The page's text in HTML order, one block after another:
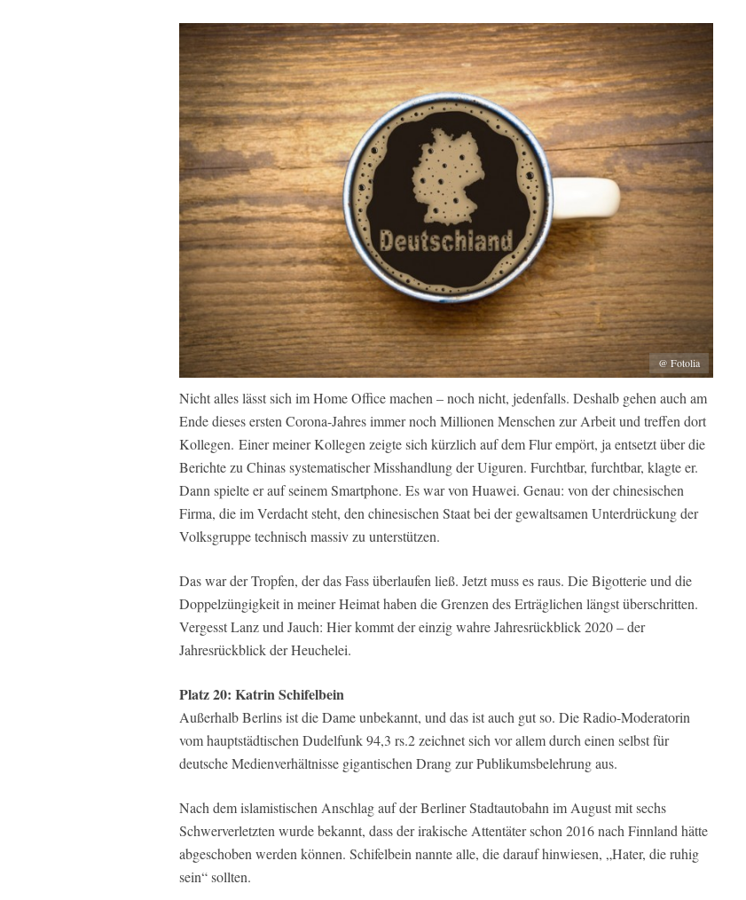
@ Fotolia
Nicht alles lässt sich im Home Office machen – noch nicht, jedenfalls. Deshalb gehen auch am
Ende dieses ersten Corona-Jahres immer noch Millionen Menschen zur Arbeit und treffen dort
Kollegen. Einer meiner Kollegen zeigte sich kürzlich auf dem Flur empört, ja entsetzt über die
Berichte zu Chinas systematischer Misshandlung der Uiguren. Furchtbar, furchtbar, klagte er.
Dann spielte er auf seinem Smartphone. Es war von Huawei. Genau: von der chinesischen
Firma, die im Verdacht steht, den chinesischen Staat bei der gewaltsamen Unterdrückung der
Volksgruppe technisch massiv zu unterstützen.
Das war der Tropfen, der das Fass überlaufen ließ. Jetzt muss es raus. Die Bigotterie und die
Doppelzüngigkeit in meiner Heimat haben die Grenzen des Erträglichen längst überschritten.
Vergesst Lanz und Jauch: Hier kommt der einzig wahre Jahresrückblick 2020 – der
Jahresrückblick der Heuchelei.
Platz 20: Katrin Schifelbein
Außerhalb Berlins ist die Dame unbekannt, und das ist auch gut so. Die Radio-Moderatorin
vom hauptstädtischen Dudelfunk 94,3 rs.2 zeichnet sich vor allem durch einen selbst für
deutsche Medienverhältnisse gigantischen Drang zur Publikumsbelehrung aus.
Nach dem islamistischen Anschlag auf der Berliner Stadtautobahn im August mit sechs
Schwerverletzten wurde bekannt, dass der irakische Attentäter schon 2016 nach Finnland hätte
abgeschoben werden können. Schifelbein nannte alle, die darauf hinwiesen, „Hater, die ruhig
sein“ sollten.